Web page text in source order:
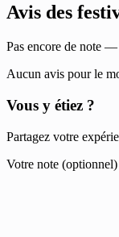
Avis des
Pas encore de note
Aucun avis pour le
Vous y étiez ?
Partagez votre
Votre note (optionnel)